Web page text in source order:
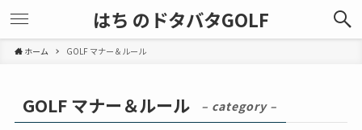
はち のドタバタGOLF
ホーム GOLF マナー＆ルール
GOLF マナー＆ルール – category –